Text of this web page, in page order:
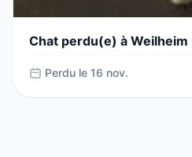
Chat perdu(e) à
Perdu le 16 nov.